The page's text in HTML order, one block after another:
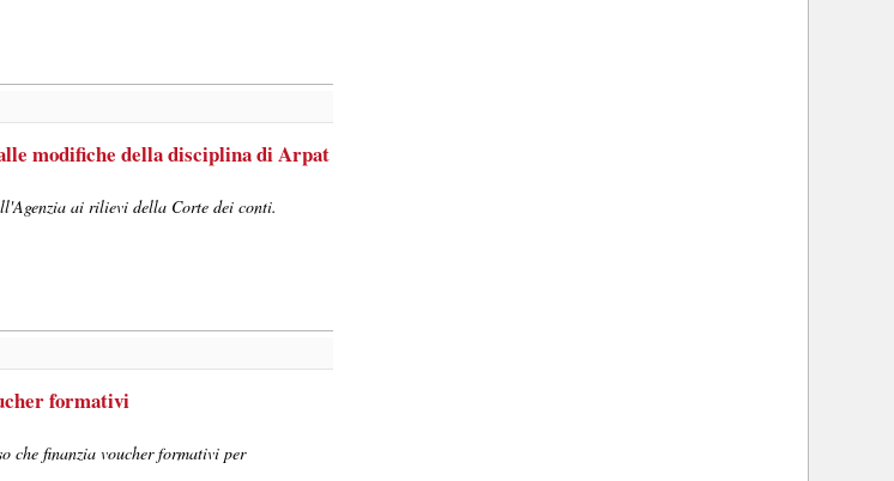
modifiche della disciplina di Arpat
ai rilievi della Corte dei conti.
formativi
che finanzia voucher formativi per